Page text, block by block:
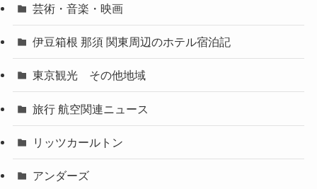
芸術・音楽・映画
伊豆箱根 那須 関東周辺のホテル宿泊記
東京観光 その他地域
旅行 航空関連ニュース
リッツカールトン
アンダーズ